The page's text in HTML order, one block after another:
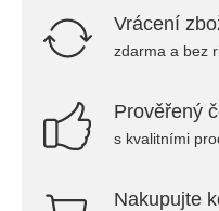
Vrácení
zdarma a bez
Prověřený
s kvalitními
Nakupujte